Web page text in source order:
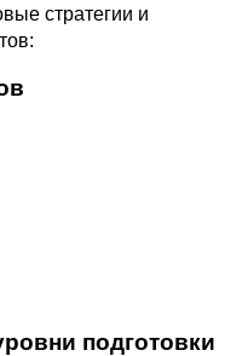
стратегии и
подготовки